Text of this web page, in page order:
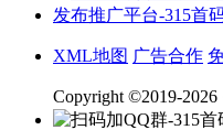
XML地图 广告合作
Copyright ©2019-2026